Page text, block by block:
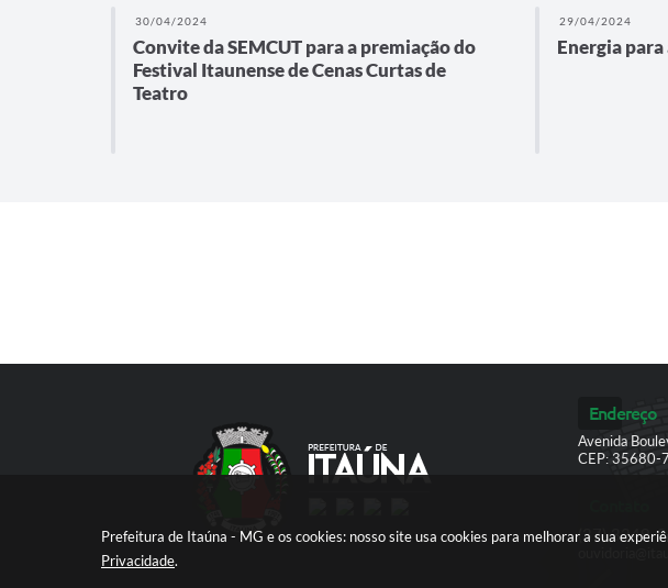
Prefeitura de Itaúna - MG e os cookies: nosso site usa cookies para melhorar a sua
Privacidade.
30/04/2024
Convite da SEMCUT para a premiação do
Festival Itaunense de Cenas Curtas de
Teatro
29/04/2024
Energia
Endereço
Avenida
CEP: 35680-
(37) 3249-